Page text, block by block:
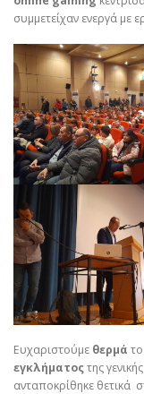
συμμετείχαν ενεργά με
Ευχαριστούμε θερμά
εγκλήματοςτης
ανταποκρίθηκε θετικά